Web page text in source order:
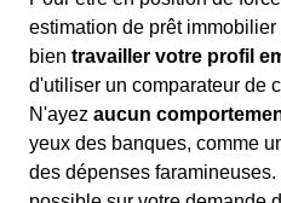
estimation de prêt
bien travailler votre profil
d'utiliser un comparateur de
N'ayez aucun
yeux des banques, comme
des dépenses